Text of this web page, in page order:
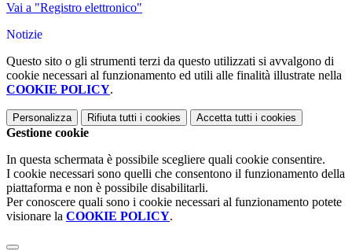
Vai a "Registro elettronico"
Notizie
Questo sito o gli strumenti terzi da questo utilizzati si avvalgono di
cookie necessari al funzionamento ed utili alle finalità illustrate nella
COOKIE POLICY.
Personalizza Rifiuta tutti i cookies Accetta tutti i cookies
Gestione cookie
In questa schermata è possibile scegliere quali cookie consentire.
I cookie necessari sono quelli che consentono il funzionamento della
piattaforma e non è possibile disabilitarli.
Per conoscere quali sono i cookie necessari al funzionamento potete
visionare la COOKIE POLICY.